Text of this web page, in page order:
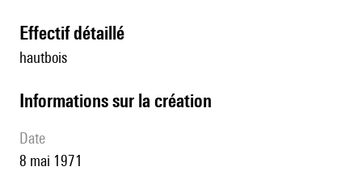
effectif détaillé
hautbois
informations sur la création
date
8 mai 1971